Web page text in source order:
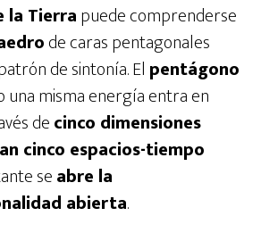
la Tierrapuede comprenderse
de caras pentagonales
de sintonía. El pentágono
una misma energía entra en
decinco dimensiones
cinco espacios-tiempo
seabre la
abierta.